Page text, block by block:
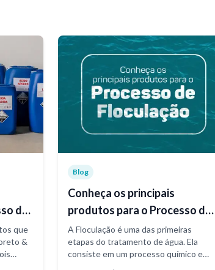
de
que
&
Blog
Conheça os principais
produtos para o Processo de
Floculação
A Floculação é uma das primeiras
etapas do tratamento de água. Ela
consiste em um processo químico e